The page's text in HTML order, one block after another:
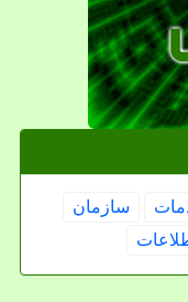
سازمان